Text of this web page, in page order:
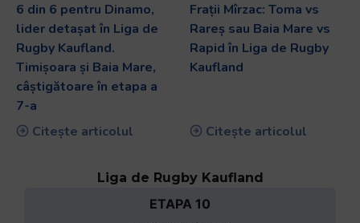
6 din 6 pentru Dinamo,
lider detașat în Liga de
Rugby Kaufland.
Timișoara și Baia Mare,
câștigătoare în etapa a
7-a
Citește articolul
Frații Mîrzac: Toma vs
Rareș sau Baia Mare vs
Rapid în Liga de Rugby
Kaufland
Citește articolul
Liga de Rugby Kaufland
ETAPA 10